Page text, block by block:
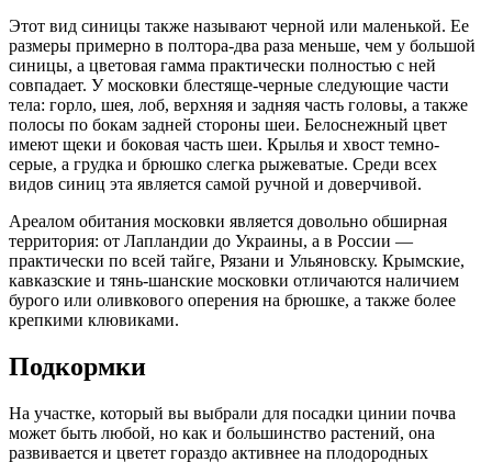
Этот вид синицы также называют черной или маленькой. Ее
размеры примерно в полтора-два раза меньше, чем у большой
синицы, а цветовая гамма практически полностью с ней
совпадает. У московки блестяще-черные следующие части
тела: горло, шея, лоб, верхняя и задняя часть головы, а также
полосы по бокам задней стороны шеи. Белоснежный цвет
имеют щеки и боковая часть шеи. Крылья и хвост темно-
серые, а грудка и брюшко слегка рыжеватые. Среди всех
видов синиц эта является самой ручной и доверчивой.
Ареалом обитания московки является довольно обширная
территория: от Лапландии до Украины, а в России —
практически по всей тайге, Рязани и Ульяновску. Крымские,
кавказские и тянь-шанские московки отличаются наличием
бурого или оливкового оперения на брюшке, а также более
крепкими клювиками.
Подкормки
На участке, который вы выбрали для посадки цинии почва
может быть любой, но как и большинство растений, она
развивается и цветет гораздо активнее на плодородных